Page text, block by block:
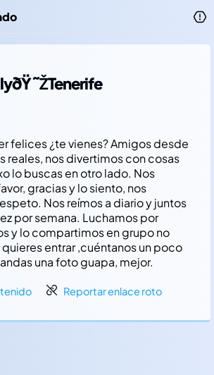
felices ¿te vienes? Amigos desde
reales, nos divertimos con cosas
lo buscas en otro lado. Nos
gracias y lo siento, nos
Nos reí­mos a diario y juntos
por semana. Luchamos por
y lo compartimos en grupo no
entrar ,cuéntanos un poco
una foto guapa, mejor.
Reportar enlace roto